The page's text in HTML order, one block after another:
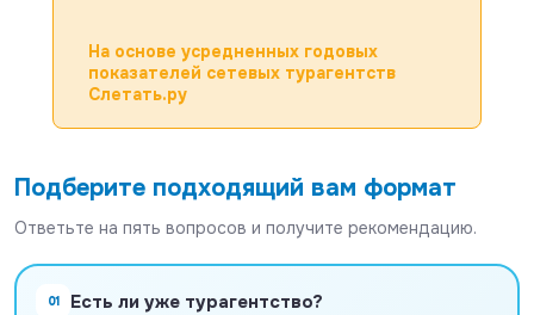
На основе усредненных годовых
показателей сетевых турагентств
Слетать.ру
Подберите подходящий вам формат
Ответьте на пять вопросов и получите рекомендацию.
01 Есть ли уже турагентство?